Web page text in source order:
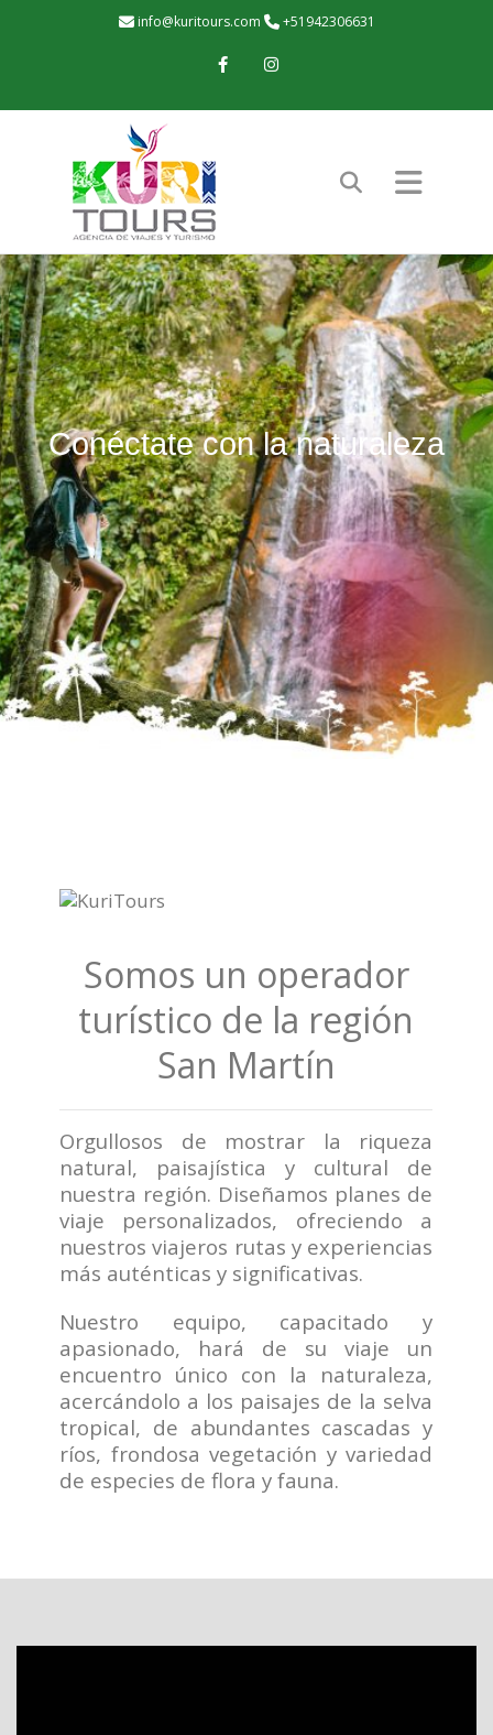
info@kuritours.com +51942306631
FacebookInstagram
Conéctate con la naturaleza
Somos un operador
turístico de la región
San Martín
Orgullosos de mostrar la riqueza
natural, paisajística y cultural de
nuestra región. Diseñamos planes de
viaje personalizados, ofreciendo a
nuestros viajeros rutas y experiencias
más auténticas y significativas.
Nuestro equipo, capacitado y
apasionado, hará de su viaje un
encuentro único con la naturaleza,
acercándolo a los paisajes de la selva
tropical, de abundantes cascadas y
ríos, frondosa vegetación y variedad
de especies de flora y fauna.